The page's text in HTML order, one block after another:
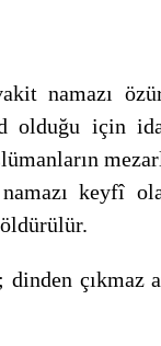
namazı
olduğu için
keyfî
çıkmaz